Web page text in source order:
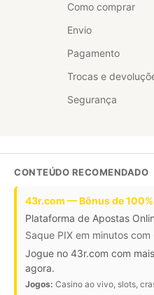
Como comprar
Envio
Pagamento
Trocas e
Segurança
CONTEÚDO RECOMENDADO
43r.com — Bônus de
Plataforma de Apostas
Saque PIX em minutos
Jogue no 43r.com com
agora.
Jogos: Casino ao vivo, slots,